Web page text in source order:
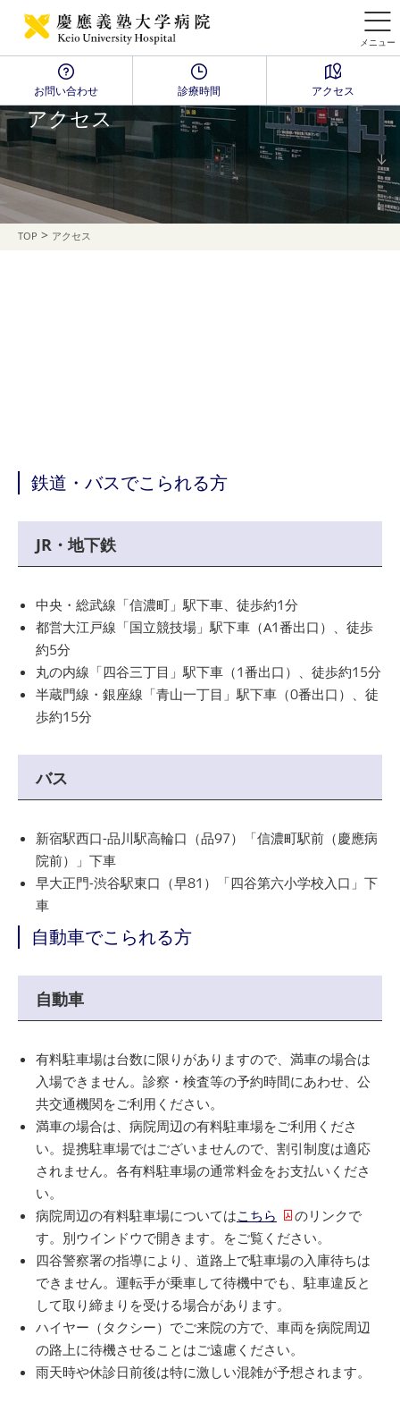
メニュー
お問い合わせ 診療時間 アクセス
ACCESS
アクセス
TOP > アクセス
鉄道・バスでこられる方
JR・地下鉄
中央・総武線「信濃町」駅下車、徒歩約1分
都営大江戸線「国立競技場」駅下車（A1番出口）、徒歩
約5分
丸の内線「四谷三丁目」駅下車（1番出口）、徒歩約15分
半蔵門線・銀座線「青山一丁目」駅下車（0番出口）、徒
歩約15分
バス
新宿駅西口-品川駅高輪口（品97）「信濃町駅前（慶應病
院前）」下車
早大正門-渋谷駅東口（早81）「四谷第六小学校入口」下
車
自動車でこられる方
自動車
有料駐⾞場は台数に限りがありますので、満車の場合は
入場できません。診察・検査等の予約時間にあわせ、公
共交通機関をご利用ください。
満車の場合は、病院周辺の有料駐車場をご利用くださ
い。提携駐車場ではございませんので、割引制度は適応
されません。各有料駐車場の通常料金をお支払いくださ
い。
病院周辺の有料駐車場についてはこちら
のリンクで
す。別ウインドウで開きます。をご覧ください。
四谷警察署の指導により、道路上で駐車場の入庫待ちは
できません。運転手が乗車して待機中でも、駐車違反と
して取り締まりを受ける場合があります。
ハイヤー（タクシー）でご来院の方で、車両を病院周辺
の路上に待機させることはご遠慮ください。
雨天時や休診日前後は特に激しい混雑が予想されます。